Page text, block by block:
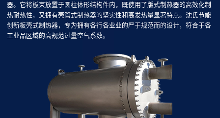
器。它将板束放置于圆柱体形结构件内，既使用了版式制热器的高效化制
热耐热性，又拥有壳管式制热器的坚实性和高发热量显著特点。沈氏节能
创新板壳式制热器，专为拥有各行各业业的严于规范而的设计，符合于各
工业品区域的高规范过量空气系数。